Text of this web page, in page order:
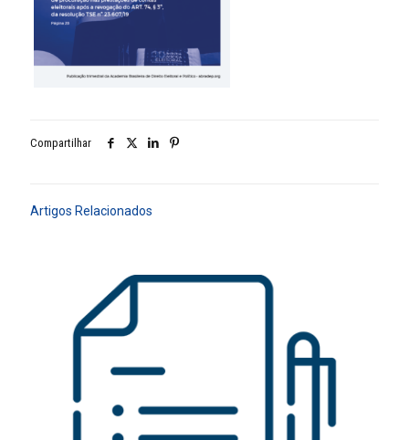
Compartilhar
Artigos Relacionados